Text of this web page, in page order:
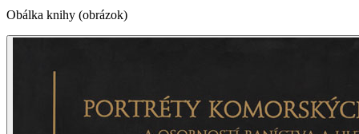
Obálka knihy (obrázok)